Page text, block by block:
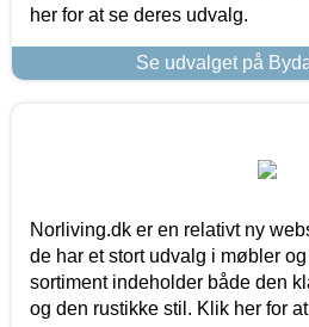
her for at se deres udvalg.
Se udvalget på
Norliving.dk er en relativt ny
de har et stort udvalg i møbler
sortiment indeholder både den
og den rustikke stil. Klik her for